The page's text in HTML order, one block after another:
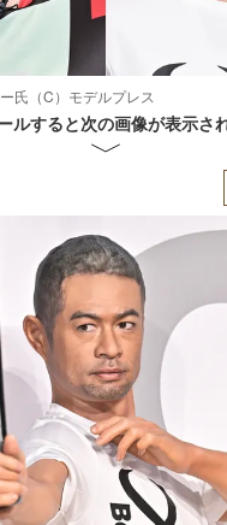
氏（C）モデルプレス
ルすると次の画像が表示さ